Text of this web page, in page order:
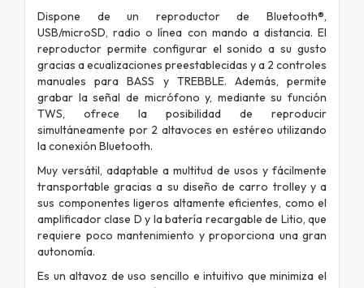
Dispone de un reproductor de Bluetooth®,
USB/microSD, radio o línea con mando a distancia. El
reproductor permite configurar el sonido a su gusto
gracias a ecualizaciones preestablecidas y a 2 controles
manuales para BASS y TREBBLE. Además, permite
grabar la señal de micrófono y, mediante su función
TWS, ofrece la posibilidad de reproducir
simultáneamente por 2 altavoces en estéreo utilizando
la conexión Bluetooth.
Muy versátil, adaptable a multitud de usos y fácilmente
transportable gracias a su diseño de carro trolley y a
sus componentes ligeros altamente eficientes, como el
amplificador clase D y la batería recargable de Litio, que
requiere poco mantenimiento y proporciona una gran
autonomía.
Es un altavoz de uso sencillo e intuitivo que minimiza el